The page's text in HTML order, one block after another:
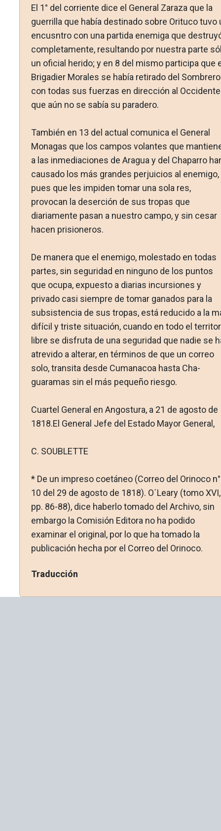
El 1° del corriente dice el General Zaraza que la
guerrilla que había destinado sobre Orituco tuvo
encusntro con una partida enemiga que
completamente, resultando por nuestra parte
un oficial herido; y en 8 del mismo participa que
Brigadier Morales se había retirado del Som­brero
con todas sus fuerzas en dirección al
que aún no se sabía su paradero.
También en 13 del actual comunica el General
Monagas que los campos volantes que
a las inmediaciones de Aragua y del Chaparro
causado los más grandes perjuicios al enemigo,
pues que les impiden tomar una sola res,
provocan la deserción de sus tropas que
diariamente pasan a nuestro cam­po, y sin cesar
hacen prisioneros.
De manera que el enemigo, molestado en todas
partes, sin seguridad en ninguno de los puntos
que ocupa, expuesto a dia­rias incursiones y
privado casi siempre de tomar ganados para la
subsistencia de sus tropas, está reducido a la
difícil y triste situación, cuando en todo el
libre se disfruta de una seguridad que nadie se
atrevido a alterar, en términos de que un correo
solo, transita desde Cumanacoa hasta Cha­
guaramas sin el más pequeño riesgo.
Cuartel General en Angostura, a 21 de agosto de
1818.El General Jefe del Estado Mayor General,
C. SOUBLETTE
* De un impreso coetáneo (Correo del Orinoco n°
10 del 29 de agosto de 1818). O´Leary (tomo XVI,
pp. 86-88), dice haberlo to­mado del Archivo, sin
embargo la Comisión Editora no ha podido
examinar el original, por lo que ha tomado la
publicación hecha por el Correo del Orinoco.
Traducción